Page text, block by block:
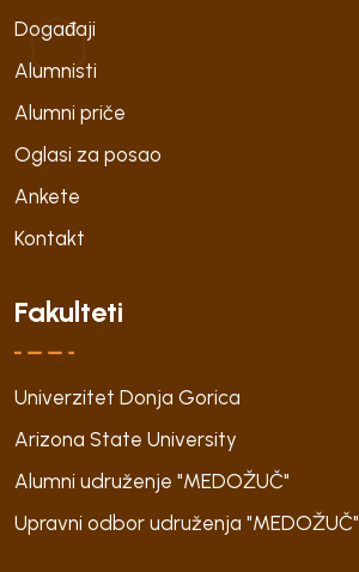
Događaji
Alumnisti
Alumni priče
Oglasi za posao
Ankete
Kontakt
Fakulteti
Univerzitet Donja Gorica
Arizona State University
Alumni udruženje "MEDOŽUČ"
Upravni odbor udruženja "MEDOŽUČ"